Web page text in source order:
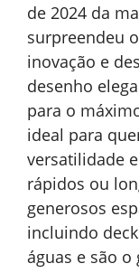
de 2024 da
surpreendeu
inovação e
desenho
para o
ideal para
versatilidade
rápidos ou
generosos
incluindo
águas e são